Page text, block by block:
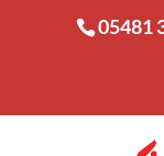
05481